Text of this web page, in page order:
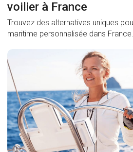
voilier à France
Trouvez des alternatives uniques
maritime personnalisée dans France.